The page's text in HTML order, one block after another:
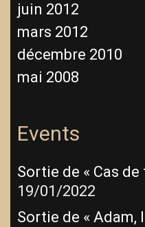
juin 2012
mars 2012
décembre 2010
mai 2008
Events
Sortie de « Cas
19/01/2022
Sortie de « Adam,